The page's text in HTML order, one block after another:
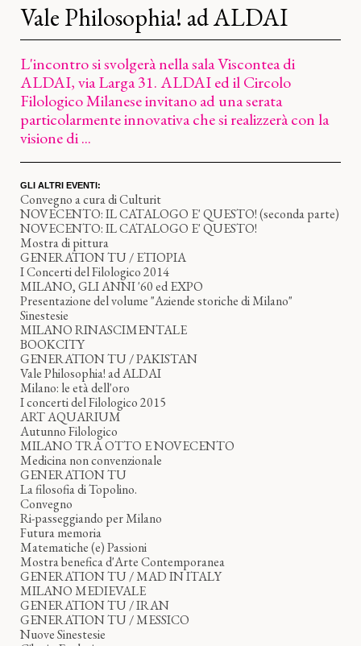
Vale Philosophia! ad ALDAI
L'incontro si svolgerà nella sala Viscontea di
ALDAI, via Larga 31. ALDAI ed il Circolo
Filologico Milanese invitano ad una serata
particolarmente innovativa che si realizzerà con la
visione di ...
GLI ALTRI EVENTI:
Convegno a cura di Culturit
NOVECENTO: IL CATALOGO E' QUESTO! (seconda parte)
NOVECENTO: IL CATALOGO E' QUESTO!
Mostra di pittura
GENERATION TU / ETIOPIA
I Concerti del Filologico 2014
MILANO, GLI ANNI '60 ed EXPO
Presentazione del volume "Aziende storiche di Milano"
Sinestesie
MILANO RINASCIMENTALE
BOOKCITY
GENERATION TU / PAKISTAN
Vale Philosophia! ad ALDAI
Milano: le età dell'oro
I concerti del Filologico 2015
ART AQUARIUM
Autunno Filologico
MILANO TRA OTTO E NOVECENTO
Medicina non convenzionale
GENERATION TU
La filosofia di Topolino.
Convegno
Ri-passeggiando per Milano
Futura memoria
Matematiche (e) Passioni
Mostra benefica d'Arte Contemporanea
GENERATION TU / MAD IN ITALY
MILANO MEDIEVALE
GENERATION TU / IRAN
GENERATION TU / MESSICO
Nuove Sinestesie